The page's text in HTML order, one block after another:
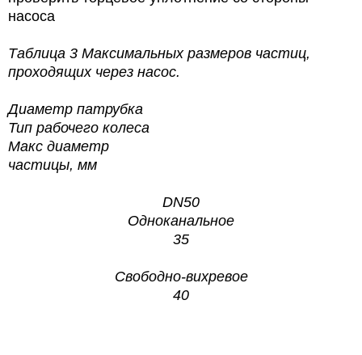
насоса
Таблица 3 Максимальных размеров частиц,
проходящих через насос.
Диаметр патрубка
Тип рабочего колеса
Макс диаметр
частицы, мм
DN50
Одноканальное
35
Свободно-вихревое
40